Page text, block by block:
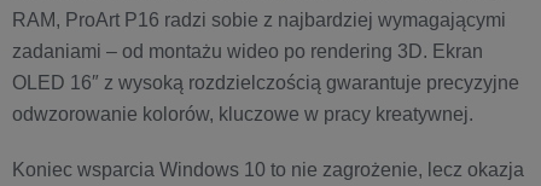
RAM, ProArt P16 radzi sobie z najbardziej wymagającymi
zadaniami – od montażu wideo po rendering 3D. Ekran
OLED 16″ z wysoką rozdzielczością gwarantuje precyzyjne
odwzorowanie kolorów, kluczowe w pracy kreatywnej.
Koniec wsparcia Windows 10 to nie zagrożenie, lecz okazja